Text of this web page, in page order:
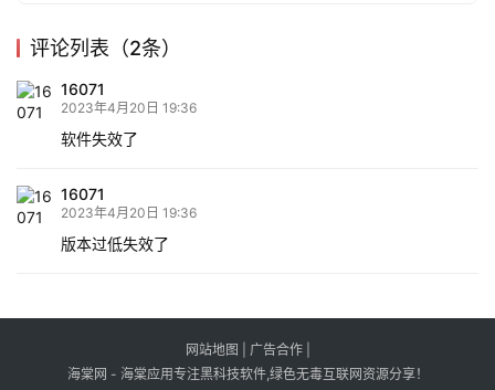
评论列表（2条）
16071
2023年4月20日 19:36
软件失效了
16071
2023年4月20日 19:36
版本过低失效了
网站地图 广告合作|
海棠网 - 海棠应用专注黑科技软件,绿色无毒互联网资源分享！